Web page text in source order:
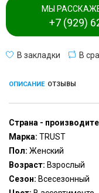
МЫ
+7 (929)
В закладки В
ОПИСАНИЕ ОТЗЫВЫ
Страна -
Марка: TRUST
Пол: Женский
Возраст: Взрослый
Сезон: Всесезонный